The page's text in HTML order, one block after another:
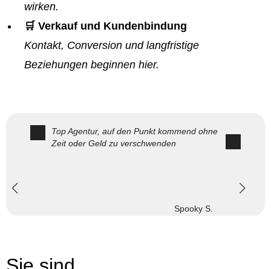
wirken.
🛒 Verkauf und Kundenbindung
Kontakt, Conversion und langfristige
Beziehungen beginnen hier.
Top Agentur, auf den Punkt kommend ohne
Zeit oder Geld zu verschwenden
Spooky S.